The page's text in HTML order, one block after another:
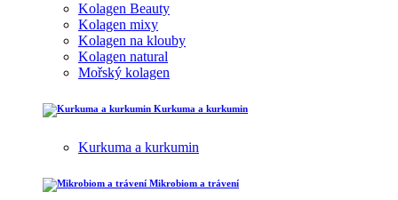
Kolagen Beauty
Kolagen mixy
Kolagen na klouby
Kolagen natural
Mořský kolagen
Kurkuma a kurkumin
Kurkuma a kurkumin
Mikrobiom a trávení